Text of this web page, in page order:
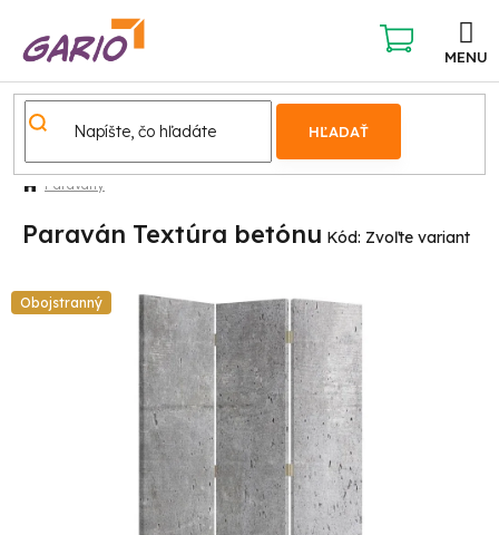
obsah
HĽADAŤ
NÁKUPNÝ
KOŠÍK
Paravány
Paraván Textúra betónu Kód: Zvoľte variant
Obojstranný